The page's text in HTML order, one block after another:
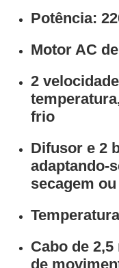
Potência:
Motor AC
2
temperatura
frio
Difusor e 2
adaptando-
secagem
Cabo de 2,5
de